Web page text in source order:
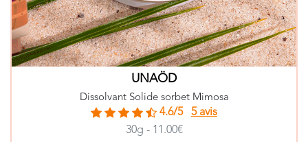
UNAÖD
Dissolvant Solide sorbet Mimosa
4.6/5
5 avis
30g - 11.00€